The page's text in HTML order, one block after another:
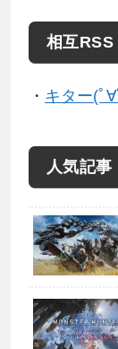
相互RSS
・ キター(ﾟ
人気記事